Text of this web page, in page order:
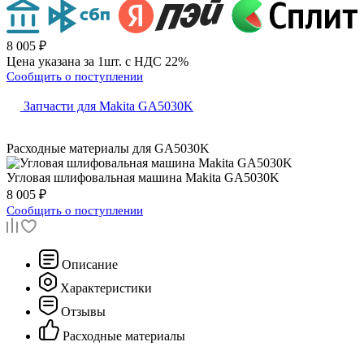
8 005 ₽
Цена указана за 1шт. с НДС 22%
Сообщить о поступлении
Запчасти для Makita GA5030K
Расходные материалы для GA5030K
Угловая шлифовальная машина Makita GA5030K
8 005 ₽
Сообщить о поступлении
Описание
Характеристики
Отзывы
Расходные материалы